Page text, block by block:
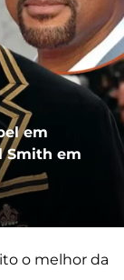
em
Smith em